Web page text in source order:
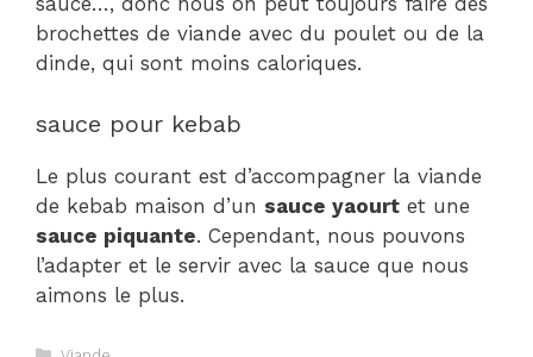
brochettes de viande avec du poulet ou de la
dinde, qui sont moins caloriques.
sauce pour kebab
Le plus courant est d’accompagner la viande
de kebab maison d’un sauce yaourt et une
sauce piquante. Cependant, nous pouvons
l’adapter et le servir avec la sauce que nous
aimons le plus.
Catégories